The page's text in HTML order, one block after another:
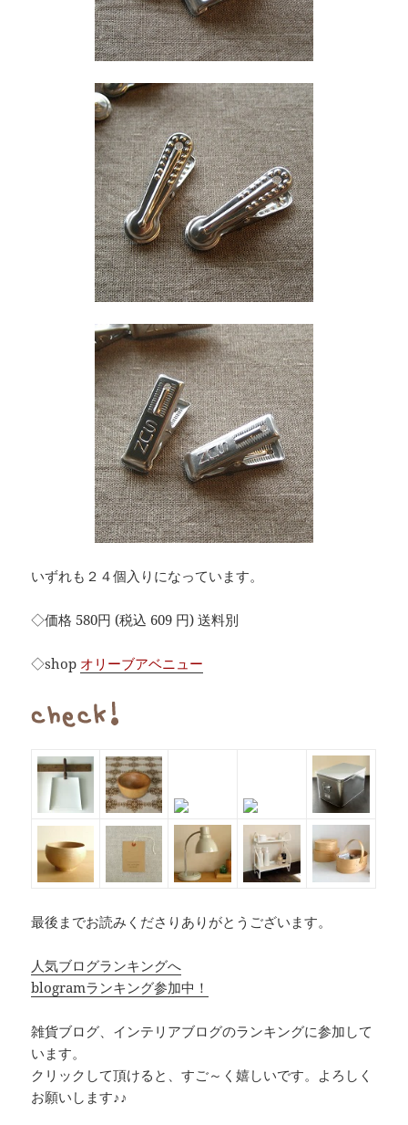
いずれも２４個入りになっています。
◇価格 580円 (税込 609 円) 送料別
◇shop オリーブアベニュー
最後までお読みくださりありがとうございます。
人気ブログランキングへ
blogramランキング参加中！
雑貨ブログ、インテリアブログのランキングに参加して
います。
クリックして頂けると、すご～く嬉しいです。よろしく
お願いします♪♪